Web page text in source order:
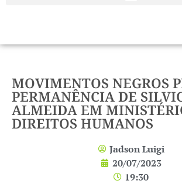
MOVIMENTOS NEGROS
PERMANÊNCIA DE
ALMEIDA EM
DIREITOS HUMANOS
Jadson Luigi
20/07/2023
19:30